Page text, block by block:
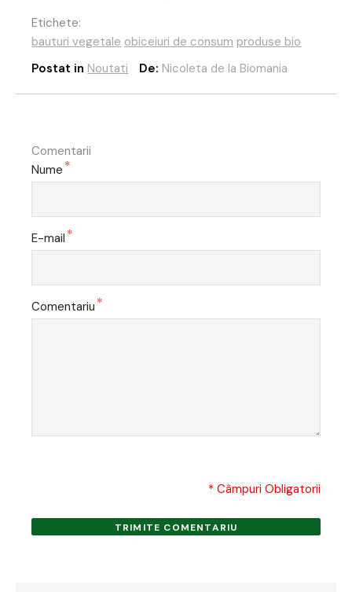
Etichete:
bauturi vegetale obiceiuri de consum produse bio
Postat in Noutati De: Nicoleta de la Biomania
Comentarii
Nume *
E-mail *
Comentariu *
* Câmpuri Obligatorii
TRIMITE COMENTARIU